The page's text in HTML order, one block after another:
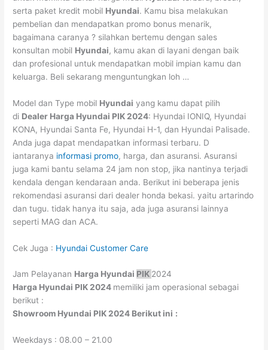
serta paket kredit mobil Hyundai. Kamu bisa melakukan
pembelian dan mendapatkan promo bonus menarik,
bagaimana caranya ? silahkan bertemu dengan sales
konsultan mobil Hyundai, kamu akan di layani dengan baik
dan profesional untuk mendapatkan mobil impian kamu dan
keluarga. Beli sekarang menguntungkan loh …
Model dan Type mobil Hyundai yang kamu dapat pilih
di Dealer Harga Hyundai PIK 2024: Hyundai IONIQ, Hyundai
KONA, Hyundai Santa Fe, Hyundai H-1, dan Hyundai Palisade.
Anda juga dapat mendapatkan informasi terbaru. D
iantaranya informasi promo, harga, dan asuransi. Asuransi
juga kami bantu selama 24 jam non stop, jika nantinya terjadi
kendala dengan kendaraan anda. Berikut ini beberapa jenis
rekomendasi asuransi dari dealer honda bekasi. yaitu artarindo
dan tugu. tidak hanya itu saja, ada juga asuransi lainnya
seperti MAG dan ACA.
Cek Juga : Hyundai Customer Care
Jam Pelayanan Harga Hyundai PIK 2024
Harga Hyundai PIK2024 memiliki jam operasional sebagai
berikut :
Showroom Hyundai PIK2024 Berikut ini :
Weekdays : 08.00 – 21.00